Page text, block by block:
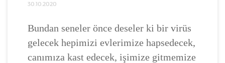
30.10.2020
Bundan seneler önce deseler ki bir virüs
gelecek hepimizi evlerimize hapsedecek,
canımıza kast edecek, işimize gitmemize